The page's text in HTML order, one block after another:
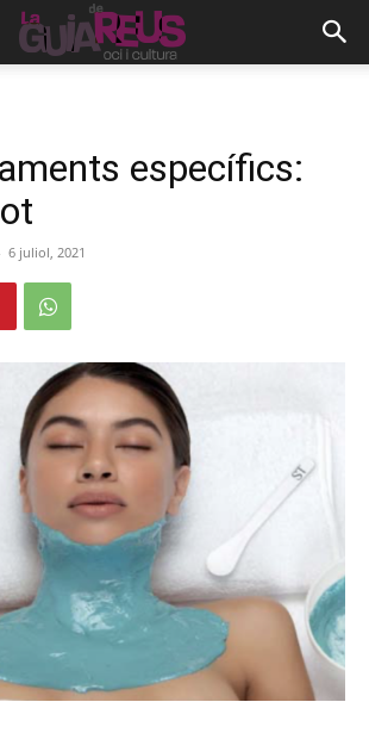
específics:
6 juliol, 2021